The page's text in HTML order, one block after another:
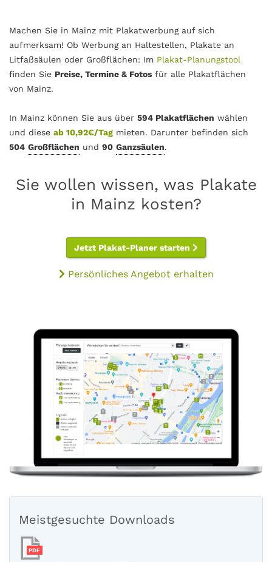
Machen Sie in Mainz mit Plakatwerbung auf sich
aufmerksam! Ob Werbung an Haltestellen, Plakate an
Litfaßsäulen oder Großflächen: Im Plakat-Planungstool
finden Sie Preise, Termine & Fotos für alle Plakatflächen
von Mainz.
In Mainz können Sie aus über 594 Plakatflächen wählen
und diese ab 10,92€/Tag mieten. Darunter befinden sich
504 Großflächen und 90 Ganzsäulen.
Sie wollen wissen, was Plakate
in Mainz kosten?
Jetzt Plakat-Planer starten
Persönliches Angebot erhalten
Meistgesuchte Downloads
PDF